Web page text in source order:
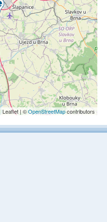
Leaflet | ©OpenStreetMapcontributors